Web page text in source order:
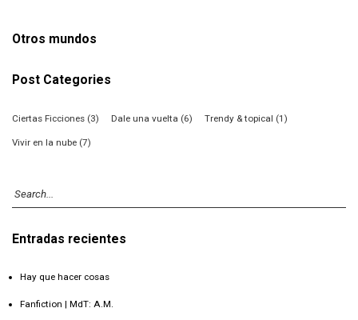
Otros mundos
Post Categories
Ciertas Ficciones (3) Dale una vuelta (6) Trendy & topical (1)
Vivir en la nube (7)
Entradas recientes
Hay que hacer cosas
Fanfiction | MdT: A.M.